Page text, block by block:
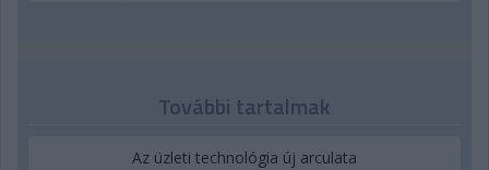
További tartalmak
Az üzleti technológia új arculata